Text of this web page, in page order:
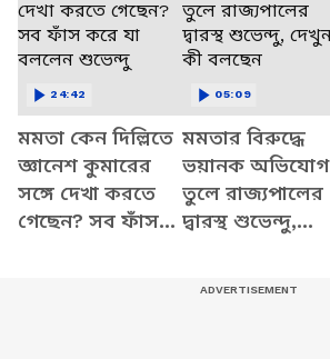
মমতা কেন দিল্লিতে
জ্ঞানেশ কুমারের
সঙ্গে দেখা করতে
গেছেন? সব ফাঁস
24:42
মমতার বিরুদ্ধে
ভয়ানক অভিযোগ
তুলে রাজ্যপালের
দ্বারস্থ শুভেন্দু,
05:09